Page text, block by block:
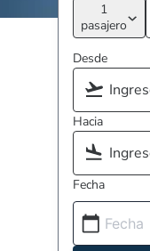
1
pasajero
Desde
Hacia
Fecha